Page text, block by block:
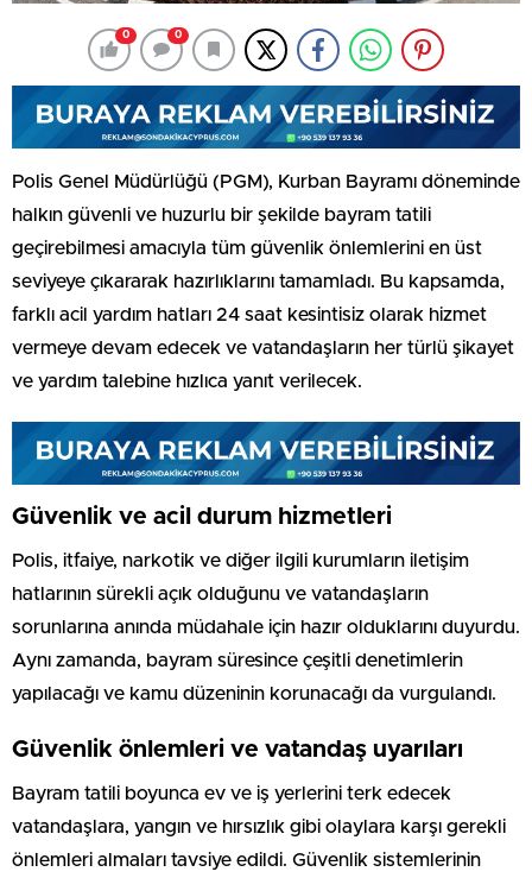
0 0
Polis Genel Müdürlüğü (PGM), Kurban Bayramı döneminde
halkın güvenli ve huzurlu bir şekilde bayram tatili
geçirebilmesi amacıyla tüm güvenlik önlemlerini en üst
seviyeye çıkararak hazırlıklarını tamamladı. Bu kapsamda,
farklı acil yardım hatları 24 saat kesintisiz olarak hizmet
vermeye devam edecek ve vatandaşların her türlü şikayet
ve yardım talebine hızlıca yanıt verilecek.
Güvenlik ve acil durum hizmetleri
Polis, itfaiye, narkotik ve diğer ilgili kurumların iletişim
hatlarının sürekli açık olduğunu ve vatandaşların
sorunlarına anında müdahale için hazır olduklarını duyurdu.
Aynı zamanda, bayram süresince çeşitli denetimlerin
yapılacağı ve kamu düzeninin korunacağı da vurgulandı.
Güvenlik önlemleri ve vatandaş uyarıları
Bayram tatili boyunca ev ve iş yerlerini terk edecek
vatandaşlara, yangın ve hırsızlık gibi olaylara karşı gerekli
önlemleri almaları tavsiye edildi. Güvenlik sistemlerinin